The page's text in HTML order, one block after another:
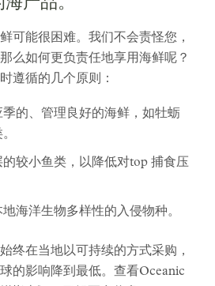
可能很困难。我们不会责怪您，
么如何更负责任地享用海鲜呢？
遵循的几个原则：
的、管理良好的海鲜，如牡蛎
较小鱼类，以降低对top 捕食压
海洋生物多样性的入侵物种。
终在当地以可持续的方式采购，
的影响降到最低。查看Oceanic